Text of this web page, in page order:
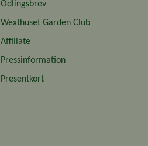
Odlingsbrev
Wexthuset Garden Club
Affiliate
Pressinformation
Presentkort